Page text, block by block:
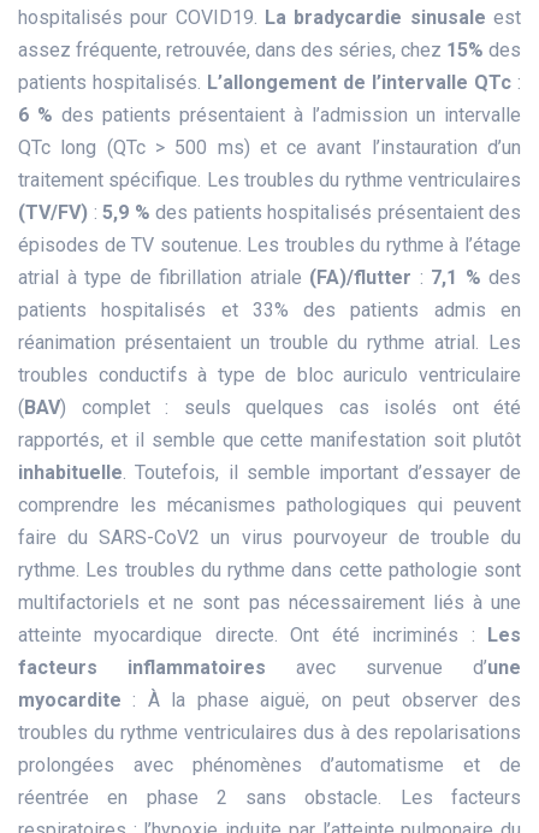
hospitalisés pour COVID19. La bradycardie sinusale est
assez fréquente, retrouvée, dans des séries, chez 15% des
patients hospitalisés. L’allongement de l’intervalle QTc :
6 % des patients présentaient à l’admission un intervalle
QTc long (QTc > 500 ms) et ce avant l’instauration d’un
traitement spécifique. Les troubles du rythme ventriculaires
(TV/FV) : 5,9 % des patients hospitalisés présentaient des
épisodes de TV soutenue. Les troubles du rythme à l’étage
atrial à type de fibrillation atriale (FA)/flutter : 7,1 % des
patients hospitalisés et 33% des patients admis en
réanimation présentaient un trouble du rythme atrial. Les
troubles conductifs à type de bloc auriculo ventriculaire
( BAV) complet : seuls quelques cas isolés ont été
rapportés, et il semble que cette manifestation soit plutôt
inhabituelle. Toutefois, il semble important d’essayer de
comprendre les mécanismes pathologiques qui peuvent
faire du SARS-CoV2 un virus pourvoyeur de trouble du
rythme. Les troubles du rythme dans cette pathologie sont
multifactoriels et ne sont pas nécessairement liés à une
atteinte myocardique directe. Ont été incriminés :
Les
facteurs inflammatoires avec survenue d’une
myocardite : À la phase aiguë, on peut observer des
troubles du rythme ventriculaires dus à des repolarisations
prolongées avec phénomènes d’automatisme et de
réentrée en phase 2 sans obstacle. Les facteurs